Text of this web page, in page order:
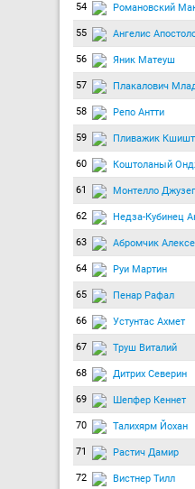
54 Романовский
55 Ангелис
56 Яник Матеуш
57 Плакалович
58 Репо Антти
59 Пливажик
60 Коштоланый
61 Монтелло
62 Недза-Кубинец
63 Абромчик
64 Руи Мартин
65 Пенар Рафал
66 Устунтас Ахмет
67 Труш Виталий
68 Дитрих Северин
69 Шепфер Кеннет
70 Талихярм Йохан
71 Растич Дамир
72 Вистнер Тилл